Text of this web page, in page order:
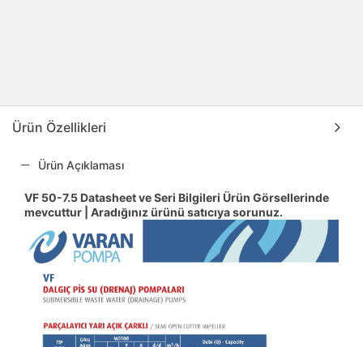
Ürün Özellikleri
Ürün Açıklaması
VF 50-7.5 Datasheet ve Seri Bilgileri Ürün Görsellerinde
mevcuttur | Aradığınız ürünü satıcıya sorunuz.